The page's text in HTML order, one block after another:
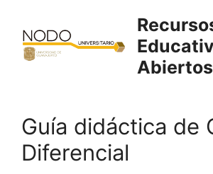
contenido
Abiertos
Guía didáctica de
Diferencial